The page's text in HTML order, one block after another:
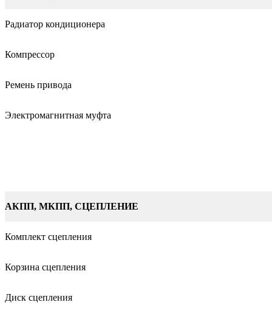
Радиатор кондиционера
Компрессор
Ремень привода
Электромагнитная муфта
АКПП, МКПП, СЦЕПЛЕНИЕ
Комплект сцепления
Корзина сцепления
Диск сцепления